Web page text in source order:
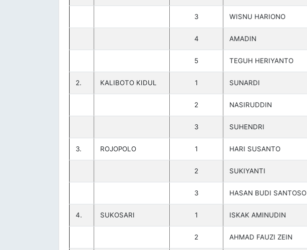
3 WISNU HARIONO
4 AMADIN
5 TEGUH HERIYANTO
2. KALIBOTO KIDUL 1 SUNARDI
2 NASIRUDDIN
3 SUHENDRI
3. ROJOPOLO 1 HARI SUSANTO
2 SUKIYANTI
3 HASAN BUDI SANTOSO
4. SUKOSARI 1 ISKAK AMINUDIN
2 AHMAD FAUZI ZEIN